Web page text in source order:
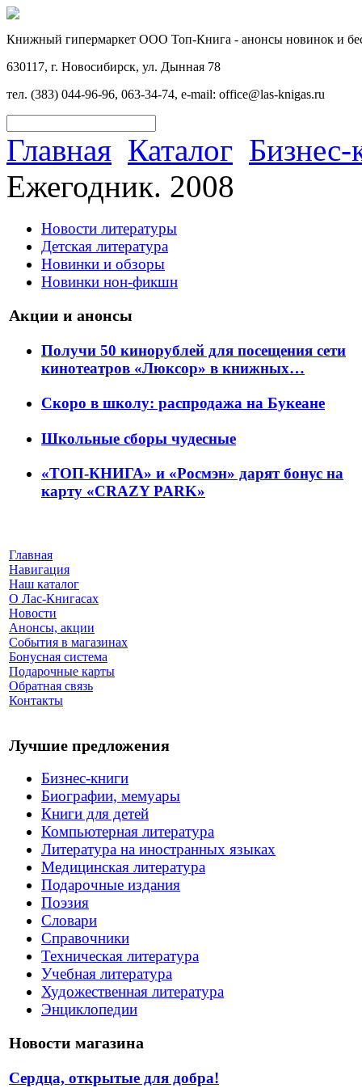
Книжный гипермаркет ООО Топ-Книга - анонсы новинок и
630117, г. Новосибирск, ул. Дынная 78
тел. (383) 044-96-96, 063-34-74, e-mail: office@las-knigas.ru
Главная Каталог Бизнес-
Ежегодник. 2008
Новости литературы
Детская литература
Новинки и обзоры
Новинки нон-фикшн
Акции и анонсы
Получи 50 кинорублей для посещения сети
кинотеатров «Люксор» в книжных…
Скоро в школу: распродажа на Букеане
Школьные сборы чудесные
«ТОП-КНИГА» и «Росмэн» дарят бонус на
карту «CRAZY PARK»
Главная
Навигация
Наш каталог
О Лас-Книгасах
Новости
Анонсы, акции
События в магазинах
Бонусная система
Подарочные карты
Обратная связь
Контакты
Лучшие предложения
Бизнес-книги
Биографии, мемуары
Книги для детей
Компьютерная литература
Литература на иностранных языках
Медицинская литература
Подарочные издания
Поэзия
Словари
Справочники
Техническая литература
Учебная литература
Художественная литература
Энциклопедии
Новости магазина
Сердца, открытые для добра!